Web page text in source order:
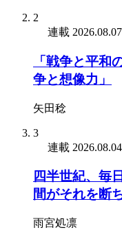
2
連載 2026.08.07
「戦争と平
争と想像力」
矢田稔
3
連載 2026.08.04
四半世紀、毎
間がそれを断
雨宮処凛